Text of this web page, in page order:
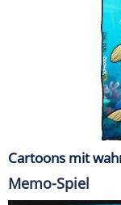
Cartoons mit
Memo-Spiel